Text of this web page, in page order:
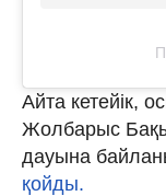
Айта кетейік,
Жолбарыс
дауына
қойды.